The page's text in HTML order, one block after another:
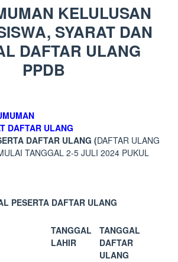
KELULUSAN
SYARAT DAN
DAFTAR ULANG
PPDB
DAFTAR ULANG
DAFTAR ULANG (DAFTAR ULANG
TANGGAL 2-5 JULI 2024 PUKUL
PESERTA DAFTAR ULANG
TANGGAL
LAHIR
TANGGAL
DAFTAR
ULANG